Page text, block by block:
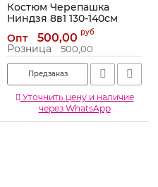
Костюм Черепашка
Ниндзя 8в1 130-140см
85043-ПРОКАТ
Артикул: 85043-ПРОКАТ
Опт 500,00 руб
Розница 500,00
Предзаказ
Уточнить цену и наличие
через WhatsApp